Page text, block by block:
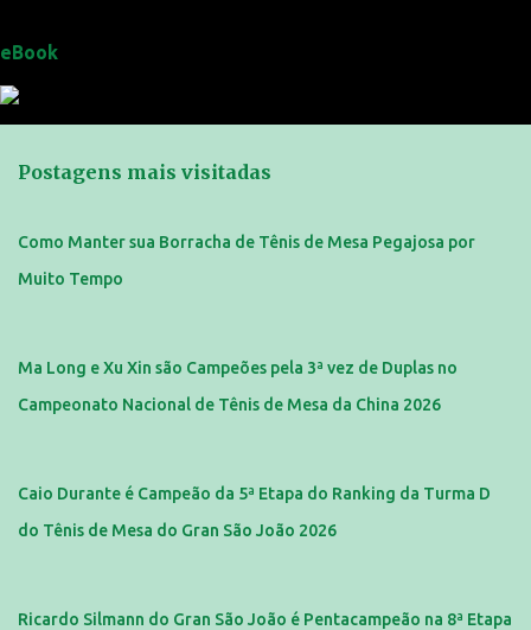
eBook
Postagens mais visitadas
Como Manter sua Borracha de Tênis de Mesa Pegajosa por
Muito Tempo
Ma Long e Xu Xin são Campeões pela 3ª vez de Duplas no
Campeonato Nacional de Tênis de Mesa da China 2026
Caio Durante é Campeão da 5ª Etapa do Ranking da Turma D
do Tênis de Mesa do Gran São João 2026
Ricardo Silmann do Gran São João é Pentacampeão na 8ª Etapa